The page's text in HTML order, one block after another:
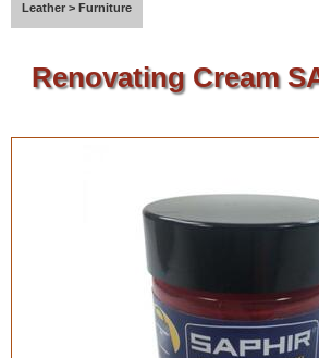
Leather > Furniture
Renovating Cream